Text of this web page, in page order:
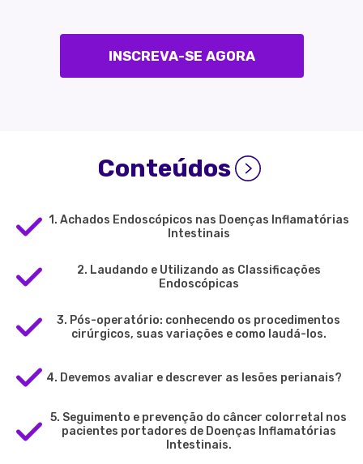
INSCREVA-SE AGORA
Conteúdos
1. Achados Endoscópicos nas Doenças Inflamatórias
Intestinais
2. Laudando e Utilizando as Classificações
Endoscópicas
3. Pós-operatório: conhecendo os procedimentos
cirúrgicos, suas variações e como laudá-los.
4. Devemos avaliar e descrever as lesões perianais?
5. Seguimento e prevenção do câncer colorretal nos
pacientes portadores de Doenças Inflamatórias
Intestinais.